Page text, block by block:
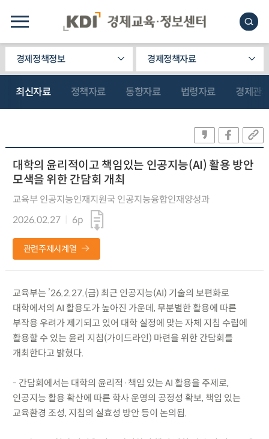
경제정책정보 경제정책자료
최신자료 정책자료 동향자료 법령자료 경제관
대학의 윤리적이고 책임있는 인공지능(AI) 활용 방안
모색을 위한 간담회 개최
교육부 인공지능인재지원국 인공지능융합인재양성과
2026.02.27
6p
관련주제시계열
교육부는 ’26.2.27.(금) 최근 인공지능(AI) 기술의 보편화로
대학에서의 AI 활용도가 높아진 가운데, 무분별한 활용에 따른
부작용 우려가 제기되고 있어 대학 실정에 맞는 자체 지침 수립에
활용할 수 있는 윤리 지침(가이드라인) 마련을 위한 간담회를
개최한다고 밝혔다.
- 간담회에서는 대학의 윤리적·책임 있는 AI 활용을 주제로,
인공지능 활용 확산에 따른 학사 운영의 공정성 확보, 책임 있는
교육환경 조성, 지침의 실효성 방안 등이 논의됨.